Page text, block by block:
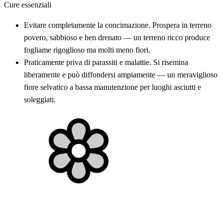
Cure essenziali
Evitare completamente la concimazione. Prospera in terreno
povero, sabbioso e ben drenato — un terreno ricco produce
fogliame rigoglioso ma molti meno fiori.
Praticamente priva di parassiti e malattie. Si risemina
liberamente e può diffondersi ampiamente — un meraviglioso
fiore selvatico a bassa manutenzione per luoghi asciutti e
soleggiati.